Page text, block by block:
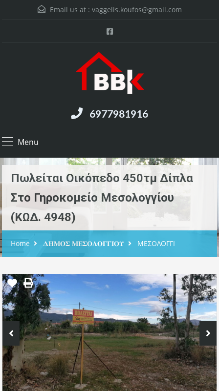
Email us at : vaggelis.koufos@gmail.com
6977981916
Menu
Πωλείται Οικόπεδο 450τμ Δίπλα
Στο Γηροκομείο Μεσολογγίου
(ΚΩΔ. 4948)
Home 𝚫𝚮𝚳𝚶𝚺 𝚳𝚬𝚺𝚶𝚲𝚶𝚪𝚪𝚰𝚶𝚼 ΜΕΣΟΛΟΓΓΙ